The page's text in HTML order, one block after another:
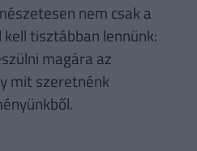
nem csak a
tisztábban lennünk:
magára az
mit szeretnénk